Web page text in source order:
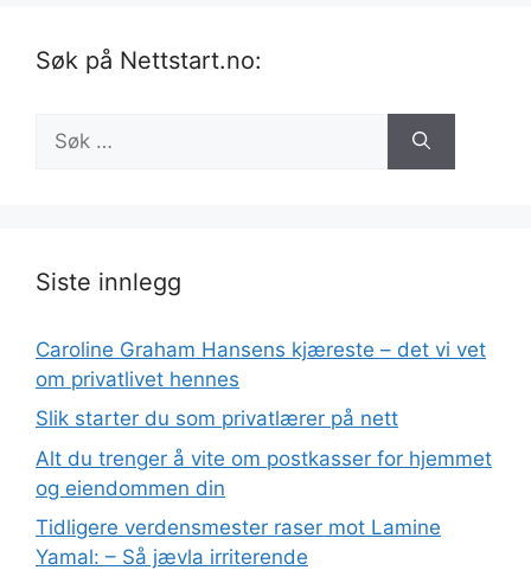
Søk på Nettstart.no:
etter:
Siste innlegg
Caroline Graham Hansens kjæreste – det vi vet
om privatlivet hennes
Slik starter du som privatlærer på nett
Alt du trenger å vite om postkasser for hjemmet
og eiendommen din
Tidligere verdensmester raser mot Lamine
Yamal: – Så jævla irriterende